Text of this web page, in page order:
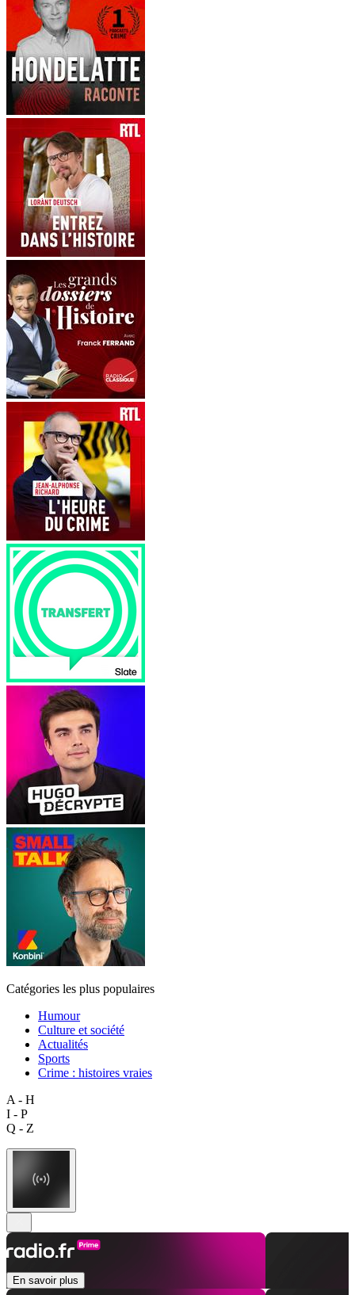
Catégories les plus populaires
Humour
Culture et société
Actualités
Sports
Crime : histoires vraies
A - H
I - P
Q - Z
En savoir plus